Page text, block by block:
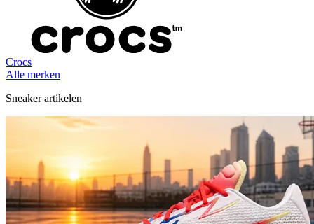
Crocs
Alle merken
Sneaker artikelen